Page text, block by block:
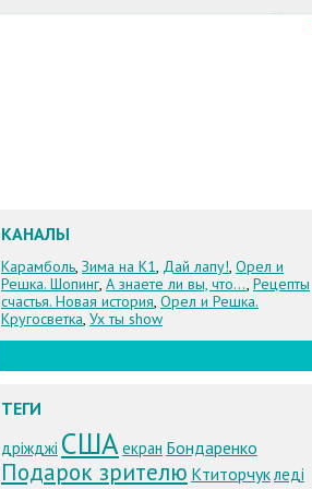
КАНАЛЫ
Карамболь, Зима на К1, Дай лапу!, Орел и
Решка. Шопинг, А знаете ли вы, что..., Рецепты
счастья. Новая история, Орел и Решка.
Кругосветка, Ух ты show
ТЕГИ
дріжджі СШАекран Бондаренко
Подарок зрителю Ктиторчукледі